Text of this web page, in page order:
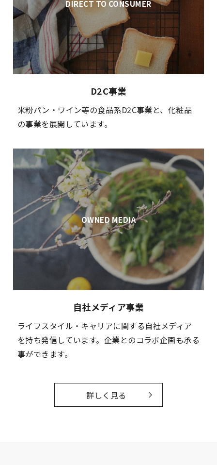
DIRECT TO CONSUMER
D2C事業
米粉パン・ワイン等の食品系D2C事業と、化粧品
の事業を展開しています。
OWNED MEDIA
自社メディア事業
ライフスタイル・キャリアに関する自社メディア
を持ち発信しています。企業とのコラボ企画も承る
事ができます。
詳しく見る